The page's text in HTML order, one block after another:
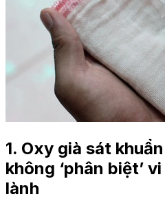
1. Oxy già sát
không ‘phân biệt’
lành